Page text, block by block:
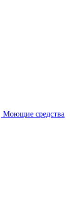
Моющие средства